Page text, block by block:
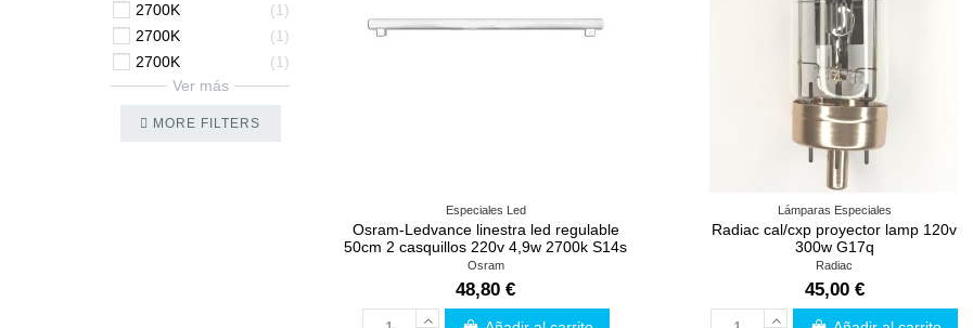
Especiales Led
Osram-Ledvance linestra led regulable
50cm 2 casquillos 220v 4,9w 2700k S14s
Osram
48,80 €
Lámparas Especiales
Radiac cal/cxp proyector lamp 120v
300w G17q
Radiac
45,00 €
2700K
1
2700K
1
2700K
1
Ver más
MORE FILTERS